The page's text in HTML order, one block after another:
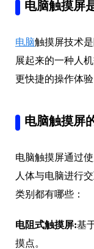
电脑触摸屏
电脑触摸屏技术
展起来的一种人
更快捷的操作体
电脑触摸屏
电脑触摸屏通过
人体与电脑进行
类别都有哪些：
电阻式触摸屏:基
摸点。